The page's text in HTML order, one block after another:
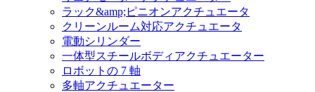
ラック&amp;ピニオンアクチュエータ
クリーンルーム対応アクチュエータ
電動シリンダー
一体型スチールボディアクチュエーター
ロボットの 7 軸
多軸アクチュエーター